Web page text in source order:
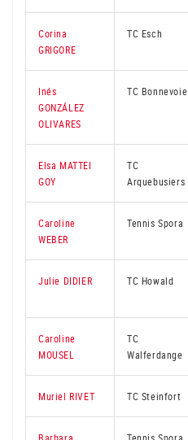
Corina
GRIGORE
TC Esch
Inés
GONZÁLEZ
OLIVARES
TC Bonnevoie
Elsa MATTEI
GOY
TC
Arquebusiers
Caroline
WEBER
Tennis Spora
Julie DIDIER TC Howald
Caroline
MOUSEL
TC
Walferdange
Muriel RIVET TC Steinfort